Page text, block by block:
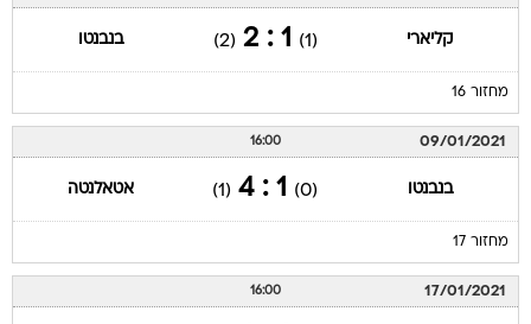
קליארי (1)
1 : 2
(2) בנבנטו
מחזור 16
09/01/2021
16:00
בנבנטו (0)
1 : 4
(1) אטאלנטה
מחזור 17
17/01/2021
16:00